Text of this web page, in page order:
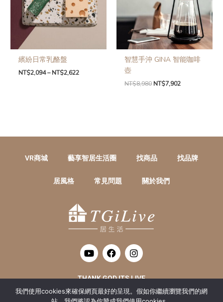
繽紛日常乳酪盤
NT$2,094–NT$2,622
智慧手沖 GINA 智能咖啡
壺
NT$8,980 NT$7,902
VR商城 藝享智居生活圈 找商品 找品牌
居風格 常見問題 關於我們
Y
o
u
t
b
F
a
c
e
o
I
n
s
t
g
THANK GOD ITS LIVE
居生活數位整合有限公司 統編 : 52415016
我們使用cookies來確保網頁最好的呈現。假如你繼續瀏覽我們的網